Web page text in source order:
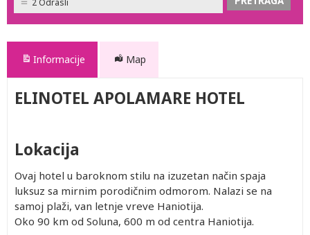
2 Odrasli
Informacije Map
ELINOTEL APOLAMARE HOTEL
Lokacija
Ovaj hotel u baroknom stilu na izuzetan način spaja
luksuz sa mirnim porodičnim odmorom. Nalazi se na
samoj plaži, van letnje vreve Haniotija.
Oko 90 km od Soluna, 600 m od centra Haniotija.